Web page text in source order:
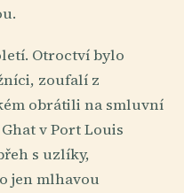
Otroctví bylo
zoufalí z
obrátili na smluvní
v Port Louis
s uzlíky,
jen mlhavou